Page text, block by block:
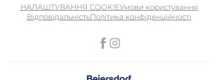
НАЛАШТУВАННЯ COOKIEУмови користування
ВідповідальністьПолітика конфіденційності